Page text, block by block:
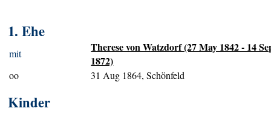
1. Ehe
mit
Therese von Watzdorf (27 May 1842 - 14
1872)
oo 31 Aug 1864, Schönfeld
Kinder